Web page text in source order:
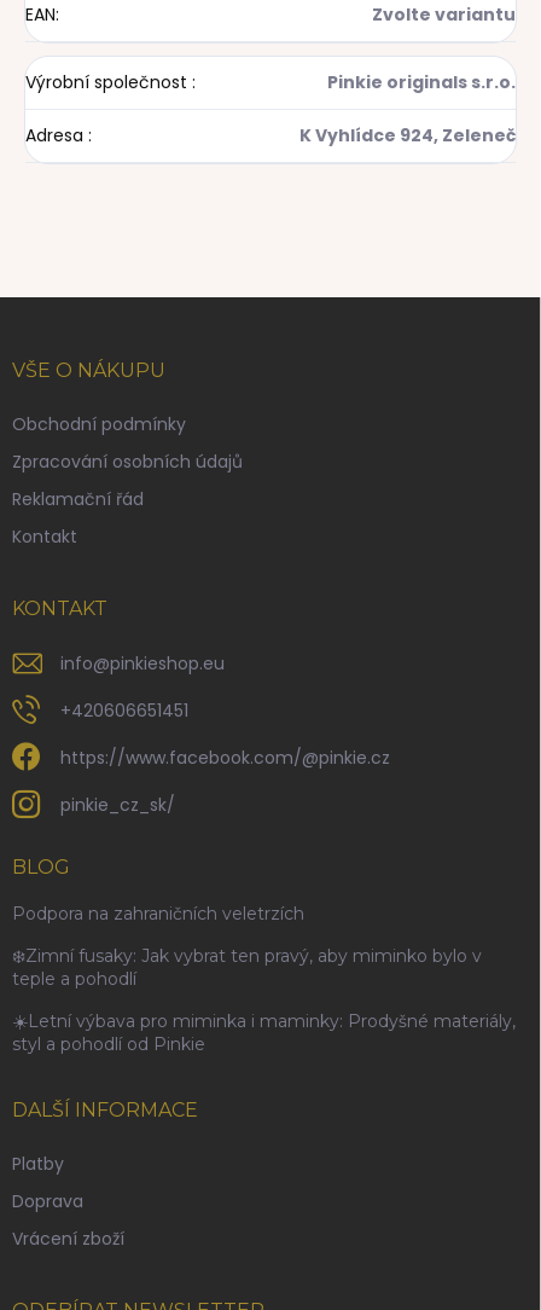
EAN: Zvolte variantu
Výrobní společnost : Pinkie originals s.r.o.
Adresa : K Vyhlídce 924, Zeleneč
pVŠE O NÁKUPU
Obchodní podmínky
Zpracování osobních údajů
Reklamační řád
Kontakt
KONTAKT
info@pinkieshop.eu
+420606651451
https://www.facebook.com/@pinkie.cz
pinkie_cz_sk/
BLOG
Podpora na zahraničních veletrzích
❄️Zimní fusaky: Jak vybrat ten pravý, aby miminko bylo v
teple a pohodlí
☀️Letní výbava pro miminka i maminky: Prodyšné materiály,
styl a pohodlí od Pinkie
DALŠÍ INFORMACE
Platby
Doprava
Vrácení zboží